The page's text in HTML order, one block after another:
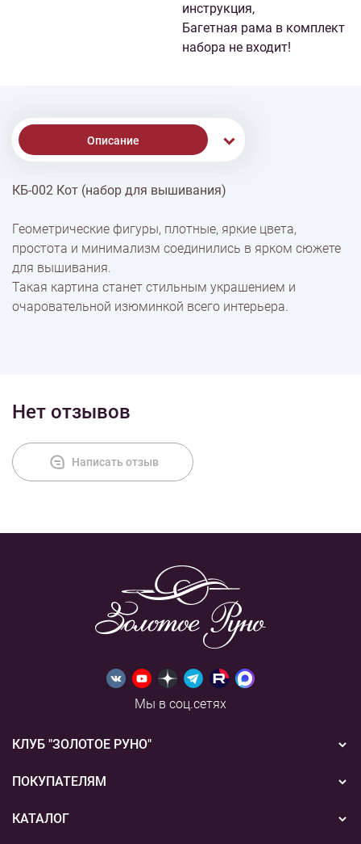
инструкция,
Багетная рама в комплект
набора не входит!
Описание
% Скидки
Доставка
Оплата
КБ-002 Кот (набор для вышивания)
Геометрические фигуры, плотные, яркие цвета,
простота и минимализм соединились в ярком сюжете
для вышивания.
Такая картина станет стильным украшением и
очаровательной изюминкой всего интерьера.
Нет отзывов
Написать отзыв
Мы в соц.сетях
КЛУБ "ЗОЛОТОЕ РУНО"
Новости
Акции
ПОКУПАТЕЛЯМ
Бонусная система
КАТАЛОГ